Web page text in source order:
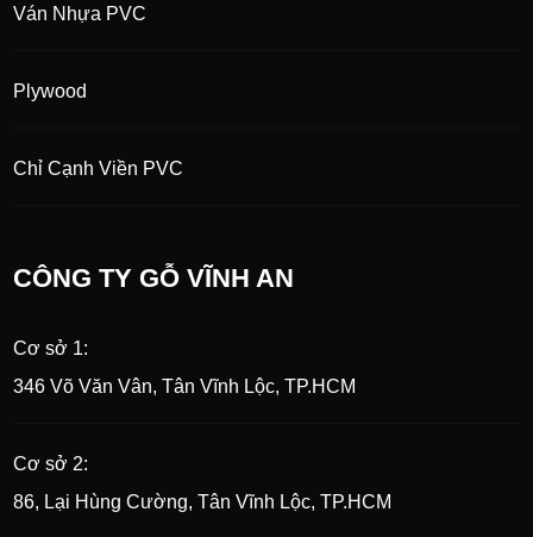
Ván Nhựa PVC
Plywood
Chỉ Cạnh Viền PVC
CÔNG TY GỖ VĨNH AN
Cơ sở 1:
346 Võ Văn Vân, Tân Vĩnh Lộc, TP.HCM
Cơ sở 2:
86, Lại Hùng Cường, Tân Vĩnh Lộc, TP.HCM